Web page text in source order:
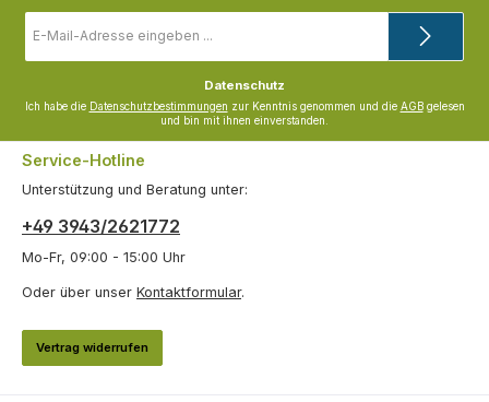
Mail-
Datenschutz
Ich habe die Datenschutzbestimmungen zur Kenntnis genommen und die AGBgelesen
und bin mit ihnen einverstanden.
Service-Hotline
Unterstützung und Beratung unter:
+49 3943/2621772
Mo-Fr, 09:00 - 15:00 Uhr
Oder über unser Kontaktformular.
Vertrag widerrufen